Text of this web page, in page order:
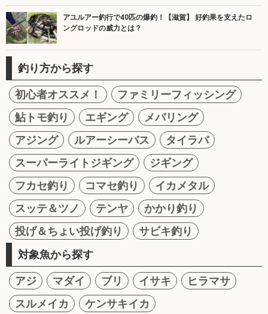
アユルアー釣行で40匹の爆釣！【滋賀】 好釣果を支えたロ
ングロッドの威力とは？
釣り方から探す
初心者オススメ！
ファミリーフィッシング
鮎トモ釣り
エギング
メバリング
アジング
ルアーシーバス
タイラバ
スーパーライトジギング
ジギング
フカセ釣り
コマセ釣り
イカメタル
スッテ＆ツノ
テンヤ
かかり釣り
投げ＆ちょい投げ釣り
サビキ釣り
対象魚から探す
アジ マダイ ブリ イサキ
ヒラマサ
スルメイカ
ケンサキイカ